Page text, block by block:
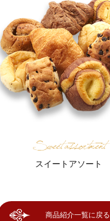
Sweet assortment
スイートアソート
商品紹介一覧に戻る